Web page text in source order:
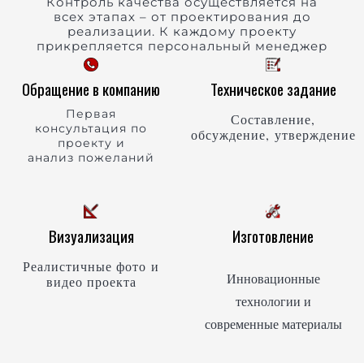
всех этапах – от проектирования до
реализации. К каждому проекту
прикрепляется персональный менеджер
Обращение в компанию
Первая
консультация по
проекту и
анализ пожеланий
Техническое задание
Составление,
обсуждение, утверждение
Визуализация
Реалистичные фото и
видео проекта
Изготовление
Инновационные
технологии и
современные материалы